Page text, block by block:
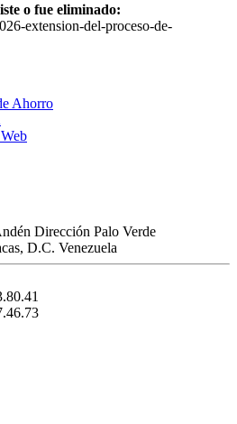
o fue eliminado:
extension-del-proceso-de-
Ahorro
Dirección Palo Verde
D.C. Venezuela